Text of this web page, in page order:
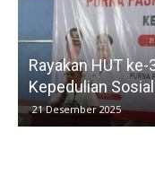
Rayakan HUT
Kepedulian
21 Desember 2025